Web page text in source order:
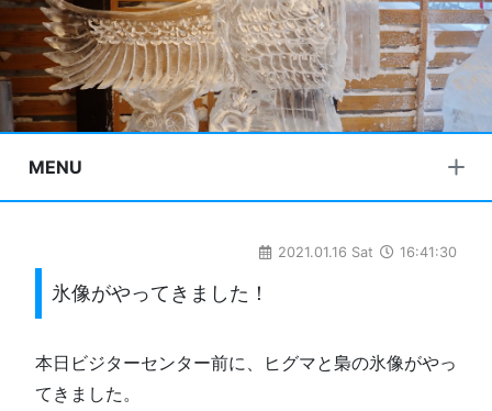
MENU
2021.01.16 Sat 16:41:30
氷像がやってきました！
本日ビジターセンター前に、ヒグマと梟の氷像がやっ
てきました。